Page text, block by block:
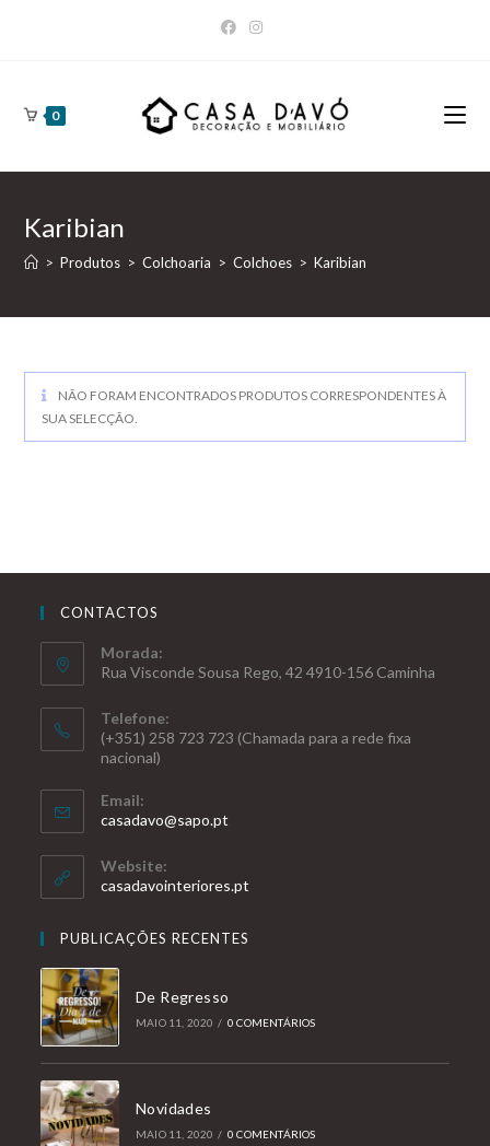
0
Karibian
> Produtos > Colchoaria > Colchoes > Karibian
NÃO FORAM ENCONTRADOS PRODUTOS CORRESPONDENTES À
SUA SELECÇÃO.
CONTACTOS
Morada:
Rua Visconde Sousa Rego, 42 4910-156 Caminha
Telefone:
(+351) 258 723 723 (Chamada para a rede fixa
nacional)
Email:
casadavo@sapo.pt
Website:
casadavointeriores.pt
PUBLICAÇÕES RECENTES
De Regresso
MAIO 11, 2020 / 0 COMENTÁRIOS
Novidades
MAIO 11, 2020 / 0 COMENTÁRIOS